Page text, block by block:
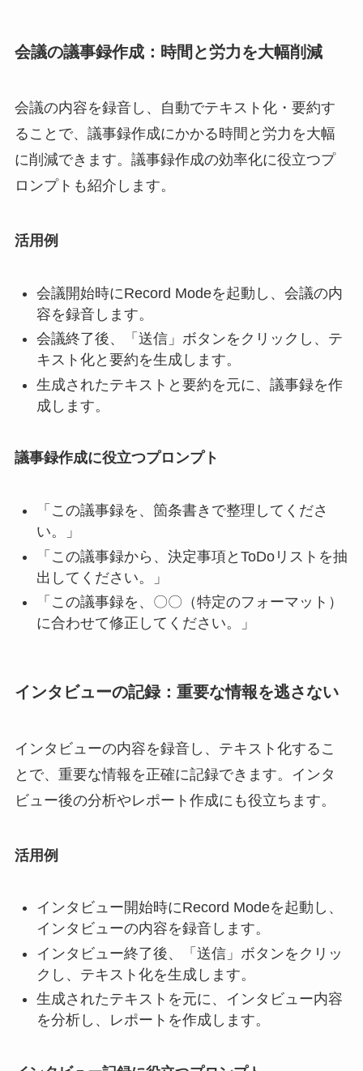
会議の議事録作成：時間と労力を大幅削減
会議の内容を録音し、自動でテキスト化・要約す
ることで、議事録作成にかかる時間と労力を大幅
に削減できます。議事録作成の効率化に役立つプ
ロンプトも紹介します。
活用例
会議開始時にRecord Modeを起動し、会議の内
容を録音します。
会議終了後、「送信」ボタンをクリックし、テ
キスト化と要約を生成します。
生成されたテキストと要約を元に、議事録を作
成します。
議事録作成に役立つプロンプト
「この議事録を、箇条書きで整理してくださ
い。」
「この議事録から、決定事項とToDoリストを抽
出してください。」
「この議事録を、〇〇（特定のフォーマット）
に合わせて修正してください。」
インタビューの記録：重要な情報を逃さない
インタビューの内容を録音し、テキスト化するこ
とで、重要な情報を正確に記録できます。インタ
ビュー後の分析やレポート作成にも役立ちます。
活用例
インタビュー開始時にRecord Modeを起動し、
インタビューの内容を録音します。
インタビュー終了後、「送信」ボタンをクリッ
クし、テキスト化を生成します。
生成されたテキストを元に、インタビュー内容
を分析し、レポートを作成します。